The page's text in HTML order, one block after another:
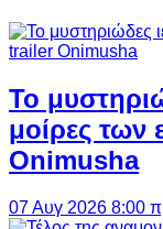
Το
μοίρες
Onimusha
07 Αυγ 2026 8:00